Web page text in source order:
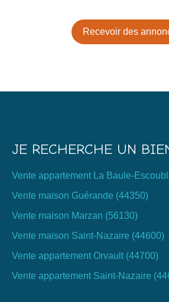
Recevoir des
JE RECHERCHE UN
Vente appartement La Baule-
Vente maison Guérande (44350)
Vente maison Marzan (56130)
Vente maison Saint-Nazaire (44600)
Vente appartement Orvault (44700)
Vente appartement Saint-Nazaire